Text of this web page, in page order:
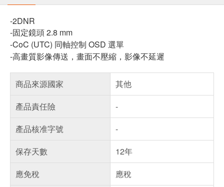
-2DNR
-固定鏡頭 2.8 mm
-CoC (UTC) 同軸控制 OSD 選單
-高畫質影像傳送，畫面不壓縮，影像不延遲
商品來源國家
其他
產品責任險
-
產品核准字號
-
保存天數
12年
應免稅
應稅